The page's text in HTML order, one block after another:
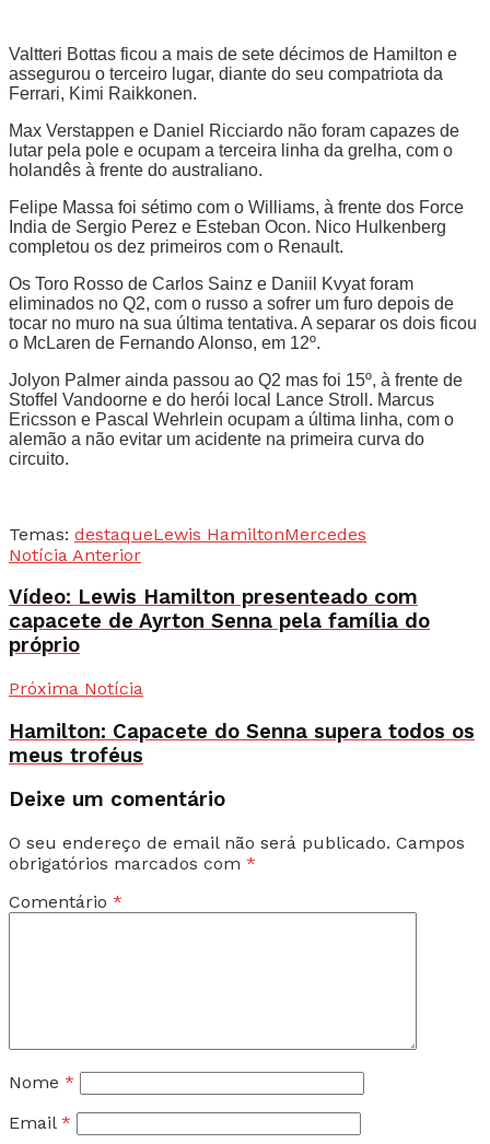
Valtteri Bottas ficou a mais de sete décimos de Hamilton e
assegurou o terceiro lugar, diante do seu compatriota da
Ferrari, Kimi Raikkonen.
Max Verstappen e Daniel Ricciardo não foram capazes de
lutar pela pole e ocupam a terceira linha da grelha, com o
holandês à frente do australiano.
Felipe Massa foi sétimo com o Williams, à frente dos Force
India de Sergio Perez e Esteban Ocon. Nico Hulkenberg
completou os dez primeiros com o Renault.
Os Toro Rosso de Carlos Sainz e Daniil Kvyat foram
eliminados no Q2, com o russo a sofrer um furo depois de
tocar no muro na sua última tentativa. A separar os dois ficou
o McLaren de Fernando Alonso, em 12º.
Jolyon Palmer ainda passou ao Q2 mas foi 15º, à frente de
Stoffel Vandoorne e do herói local Lance Stroll. Marcus
Ericsson e Pascal Wehrlein ocupam a última linha, com o
alemão a não evitar um acidente na primeira curva do
circuito.
Temas: destaqueLewis HamiltonMercedes
Notícia Anterior
Vídeo: Lewis Hamilton presenteado com
capacete de Ayrton Senna pela família do
próprio
Próxima Notícia
Hamilton: Capacete do Senna supera todos os
meus troféus
Deixe um comentário
O seu endereço de email não será publicado. Campos
obrigatórios marcados com *
Comentário *
Nome *
Email *